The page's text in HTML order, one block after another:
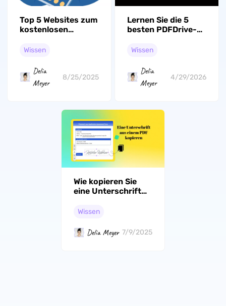
Top 5 Websites zum
kostenlosen
PDF-
Wissen
Delia
Meyer
8/25/2025
Lernen Sie die 5
besten PDFDrive-
detailliert kennen!
Wissen
Delia
Meyer
4/29/2026
Wie kopieren Sie
eine Unterschrift
PDF?
Wissen
Delia Meyer 7/9/2025